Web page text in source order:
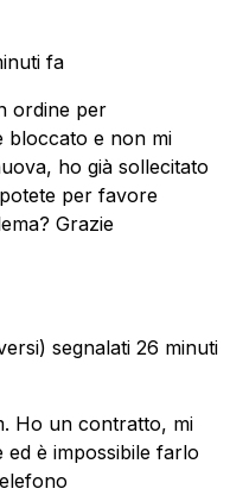
fa
ordine per
bloccato e non mi
ho già sollecitato
per favore
Grazie
segnalati 26 minuti
Ho un contratto, mi
è impossibile farlo